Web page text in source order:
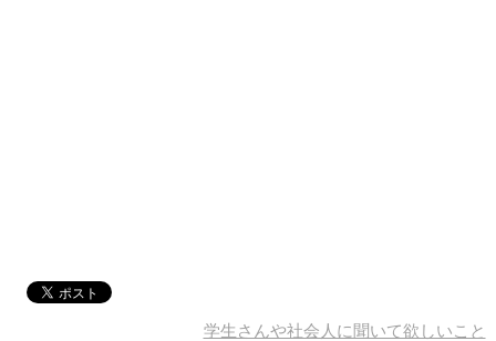
学生さんや社会人に聞いて欲しいこと